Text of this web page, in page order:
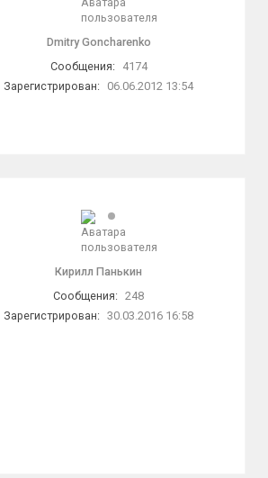
Dmitry Goncharenko
Сообщения:
4174
Зарегистрирован:
06.06.2012 13:54
Кирилл Панькин
Сообщения: 248
Зарегистрирован: 30.03.2016 16:58